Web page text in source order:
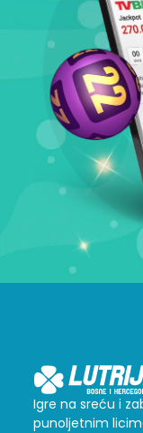
Igre na sreću i
punoljetnim